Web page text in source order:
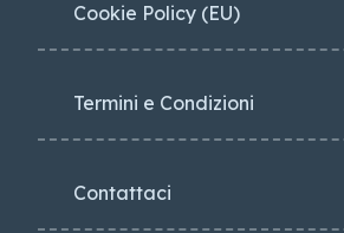
Cookie Policy (EU)
Termini e Condizioni
Contattaci